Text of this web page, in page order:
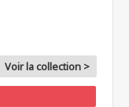
Voir la collection >